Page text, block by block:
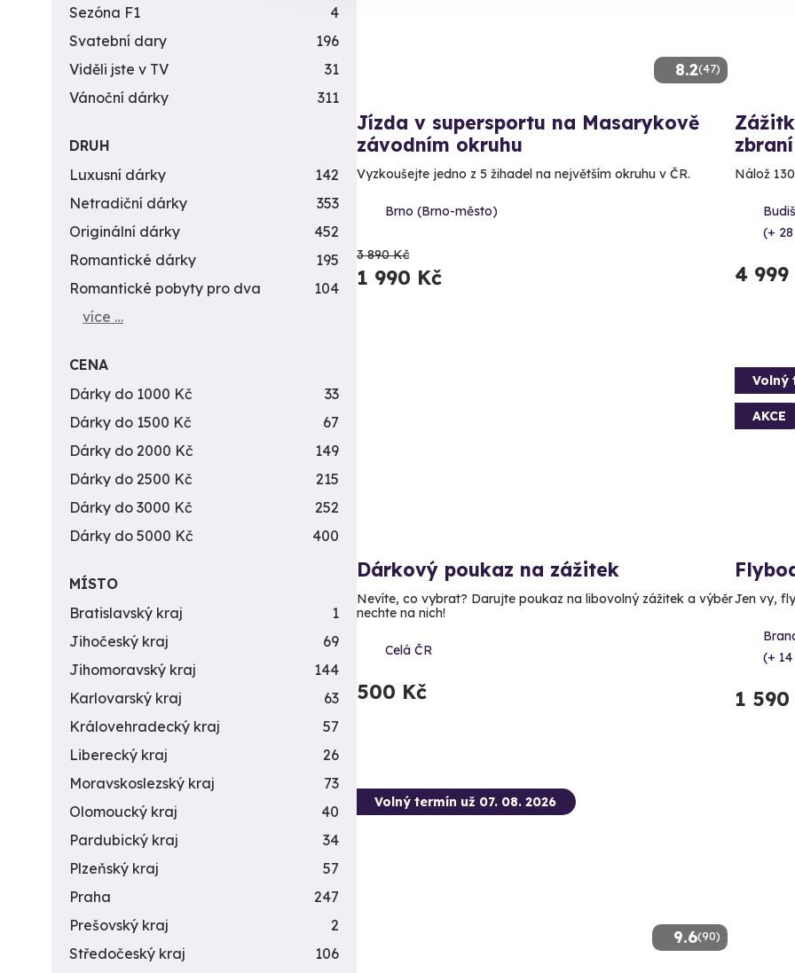
8.2(47)
Jízda v supersportu na Masarykově
závodním okruhu
Vyzkoušejte jedno z 5 žihadel na největším okruhu v ČR.
Brno (Brno-město)
3 890 Kč
1 990 Kč
zbraní
Nálož
(+
4 999
Dárkový poukaz na zážitek
Nevíte, co vybrat? Darujte poukaz na libovolný zážitek a výběr
nechte na nich!
Celá ČR
500 Kč
Volný
AKCE
Jen vy,
(+
1 590
9.6(90)
Volný termín už 07. 08. 2026
Sezóna F1
4
Svatební dary
196
Viděli jste v TV
31
Vánoční dárky
311
DRUH
Luxusní dárky
142
Netradiční dárky
353
Originální dárky
452
Romantické dárky
195
Romantické pobyty pro dva
104
více …
CENA
Dárky do 1000 Kč
33
Dárky do 1500 Kč
67
Dárky do 2000 Kč
149
Dárky do 2500 Kč
215
Dárky do 3000 Kč
252
Dárky do 5000 Kč
400
MÍSTO
Bratislavský kraj
1
Jihočeský kraj
69
Jihomoravský kraj
144
Karlovarský kraj
63
Královehradecký kraj
57
Liberecký kraj
26
Moravskoslezský kraj
73
Olomoucký kraj
40
Pardubický kraj
34
Plzeňský kraj
57
Praha
247
Prešovský kraj
2
Středočeský kraj
106